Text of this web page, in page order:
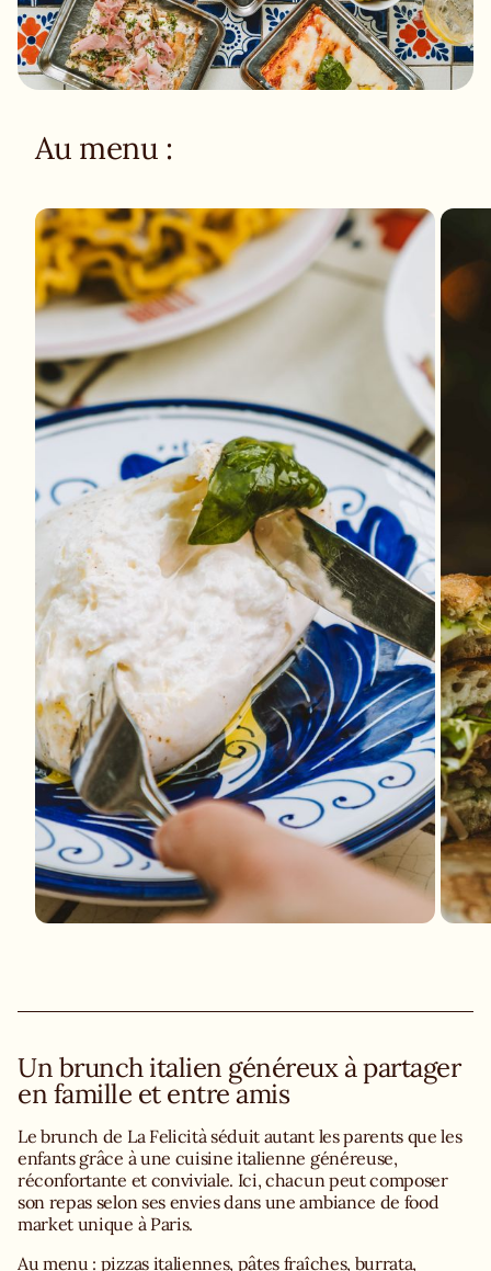
Au menu :
Un brunch italien généreux à partager
en famille et entre amis
Le brunch de La Felicità séduit autant les parents que les
enfants grâce à une cuisine italienne généreuse,
réconfortante et conviviale. Ici, chacun peut composer
son repas selon ses envies dans une ambiance de food
market unique à Paris.
Au menu : pizzas italiennes, pâtes fraîches, burrata,